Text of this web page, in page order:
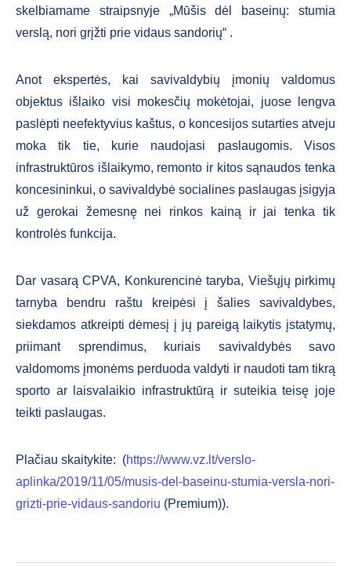
skelbiamame straipsnyje „Mūšis dėl baseinų: stumia
verslą, nori grįžti prie vidaus sandorių“ .
Anot ekspertės, kai savivaldybių įmonių valdomus
objektus išlaiko visi mokesčių mokėtojai, juose lengva
paslėpti neefektyvius kaštus, o koncesijos sutarties atveju
moka tik tie, kurie naudojasi paslaugomis. Visos
infrastruktūros išlaikymo, remonto ir kitos sąnaudos tenka
koncesininkui, o savivaldybė socialines paslaugas įsigyja
už gerokai žemesnę nei rinkos kainą ir jai tenka tik
kontrolės funkcija.
Dar vasarą CPVA, Konkurencinė taryba, Viešųjų pirkimų
tarnyba bendru raštu kreipėsi į šalies savivaldybes,
siekdamos atkreipti dėmesį į jų pareigą laikytis įstatymų,
priimant sprendimus, kuriais savivaldybės savo
valdomoms įmonėms perduoda valdyti ir naudoti tam tikrą
sporto ar laisvalaikio infrastruktūrą ir suteikia teisę joje
teikti paslaugas.
Plačiau skaitykite: (https://www.vz.lt/verslo-
aplinka/2019/11/05/musis-del-baseinu-stumia-versla-nori-
grizti-prie-vidaus-sandoriu (Premium)).